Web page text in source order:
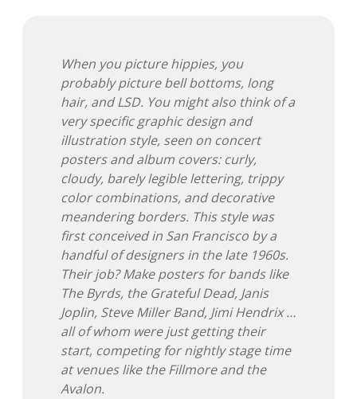
Visuelles
Wandnotizen
Adventskalender 2013
Adventskalender 2014
Adventskalender 2015
Adventskalender 2016
Adventskalender 2017
Adventskalender 2018
Adventskalender 2019
Adventskalender 2020
When you picture hippies, you
probably picture bell bottoms, long
hair, and LSD. You might also think of a
very specific graphic design and
illustration style, seen on concert
posters and album covers: curly,
cloudy, barely legible lettering, trippy
color combinations, and decorative
meandering borders. This style was
first conceived in San Francisco by a
handful of designers in the late 1960s.
Their job? Make posters for bands like
The Byrds, the Grateful Dead, Janis
Joplin, Steve Miller Band, Jimi Hendrix …
all of whom were just getting their
start, competing for nightly stage time
at venues like the Fillmore and the
Avalon.